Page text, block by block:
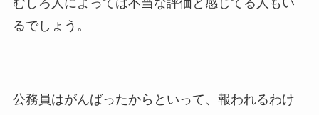
むしろ人によっては不当な評価と感じてる人もい
るでしょう。
公務員はがんばったからといって、報われるわけ